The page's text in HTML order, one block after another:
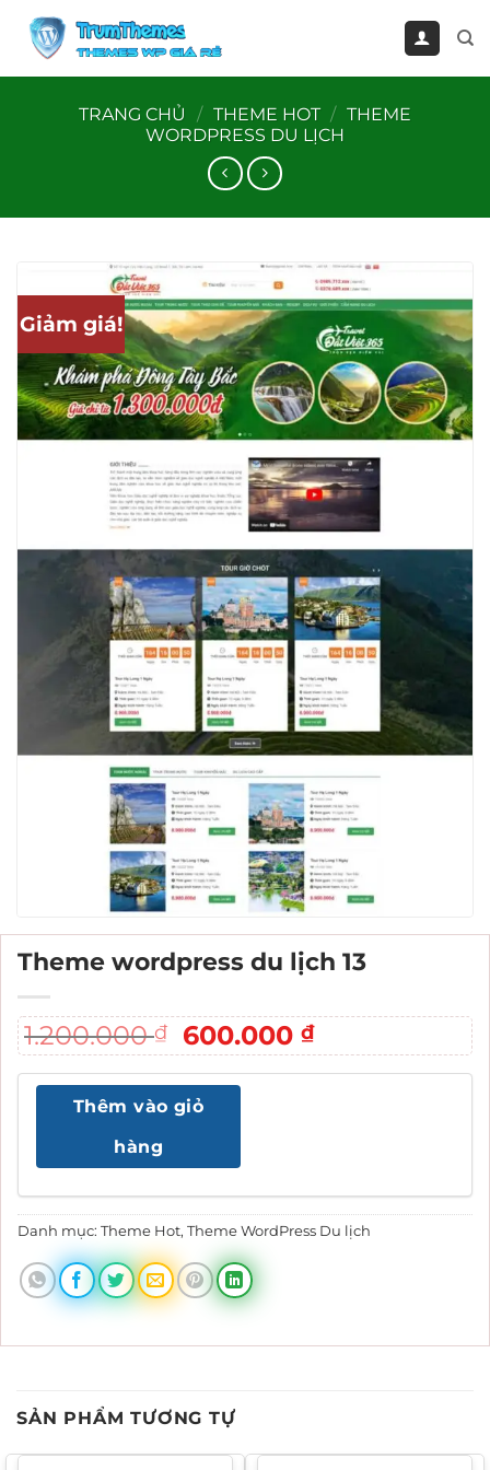
qua
TRANG CHỦ
/ THEME HOT / THEME
WORDPRESS DU LỊCH
Giảm giá!
Theme wordpress du lịch 13
1.200.000₫
Giá
gốc
là:
1.200.000 ₫.
600.000₫Giá
hiện
Thêm vào giỏ
hàng
Danh mục: Theme Hot, Theme WordPress Du lịch
SẢN PHẨM TƯƠNG TỰ